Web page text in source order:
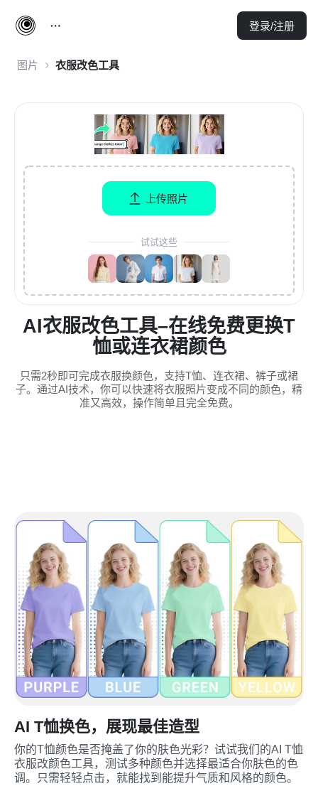
登录/注册
图片 衣服改色工具
AI衣服改色工具–在线免费更换T
恤或连衣裙颜色
只需2秒即可完成衣服换颜色，支持T恤、连衣裙、裤子或裙
子。通过AI技术，你可以快速将衣服照片变成不同的颜色，精
准又高效，操作简单且完全免费。
上传照片
试试这些
AI T恤换色，展现最佳造型
你的T恤颜色是否掩盖了你的肤色光彩？试试我们的AI T恤
衣服改颜色工具，测试多种颜色并选择最适合你肤色的色
调。只需轻轻点击，就能找到能提升气质和风格的颜色。